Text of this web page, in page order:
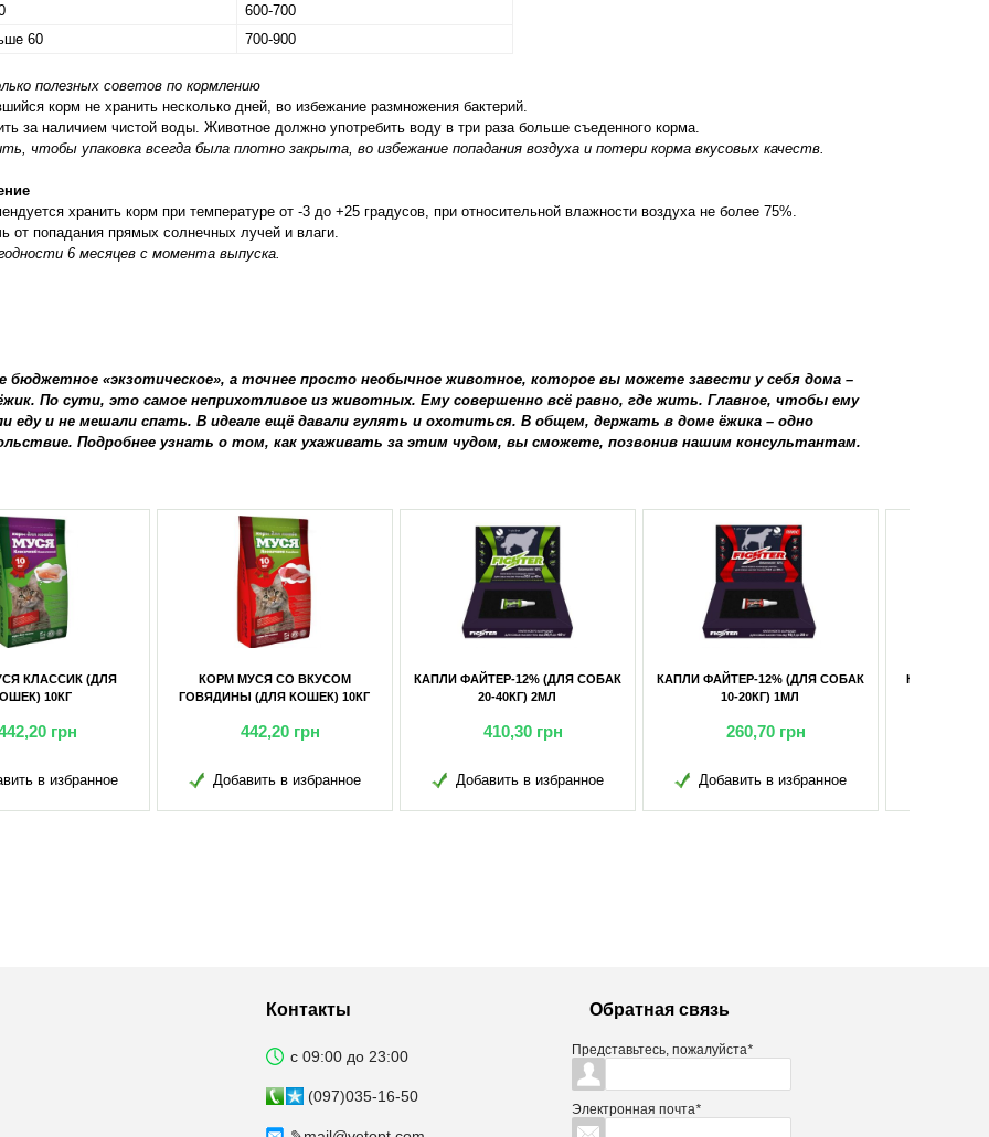
600-700
60
700-900
полезных советов по кормлению
корм не хранить несколько дней, во избежание размножения бактерий.
за наличием чистой воды. Животное должно употребить воду в три раза больше съеденного корма.
чтобы упаковка всегда была плотно закрыта, во избежание попадания воздуха и потери корма вкусовых качеств.
хранить корм при температуре от -3 до +25 градусов, при относительной влажности воздуха не более 75%.
от попадания прямых солнечных лучей и влаги.
6 месяцев с момента выпуска.
бюджетное «экзотическое», а точнее просто необычное животное, которое вы можете завести у себя дома –
По сути, это самое неприхотливое из животных. Ему совершенно всё равно, где жить. Главное, чтобы ему
еду и не мешали спать. В идеале ещё давали гулять и охотиться. В общем, держать в доме ёжика – одно
Подробнее узнать о том, как ухаживать за этим чудом, вы сможете, позвонив нашим консультантам.
МУСЯ СО ВКУСОМ
(ДЛЯ КОШЕК) 10КГ
442,20
в избранное
КАПЛИ ФАЙТЕР-12% (ДЛЯ СОБАК
20-40КГ) 2МЛ
410,30
Добавить в избранное
КАПЛИ ФАЙТЕР-12% (ДЛЯ СОБАК
10-20КГ) 1МЛ
260,70
Добавить в избранное
КОРМ РЭКС ДЛЯ ЩЕНКОВ (ДЛЯ
СОБАК) 10КГ
424,60
Добавить в избранное
Контакты
с 09:00 до 23:00
(097)035-16-50
Обратная связь
Представьтесь, пожалуйста*
Электронная почта*